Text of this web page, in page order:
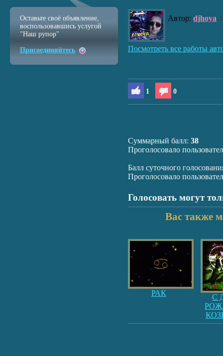
Автор:djhoya
Посмотреть все работы
1 0
Суммарный балл: 38
Проголосовало
Балл суточного
Проголосовало
Голосовать могут
Вас также
РАК
С
Оставьте своё объявление,
воспользовавшись услугой
"Наш рупор"
Присоединяйтесь